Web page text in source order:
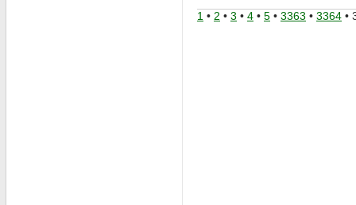
1 • 2 • 3 • 4 • 5 • 3363 • 3364 •